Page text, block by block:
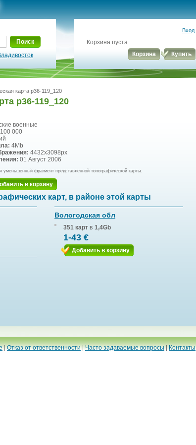
Поиск
Вход
Корзина пуста
Корзина
Купить
карта p36-119_120
p36-119_120
военные
000
4Mb
4432x3098px
01 Август 2006
уменьшенный фрагмент представленной топографической карты.
в корзину
карт, в районе этой карты
Вологодская обл
351 карт в 1,4Gb
1-43 €
Добавить в корзину
|Отказ от ответственности|Часто задаваемые вопросы|Контакты